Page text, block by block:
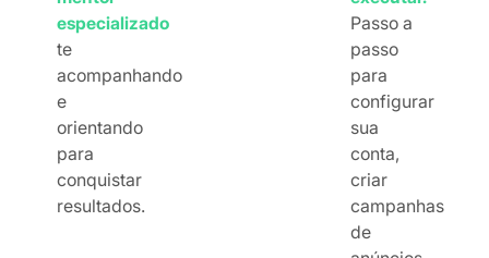
especializado
te
acompanhando
e
orientando
para
conquistar
resultados.
Passo a
passo
para
configurar
sua
conta,
criar
campanhas
de